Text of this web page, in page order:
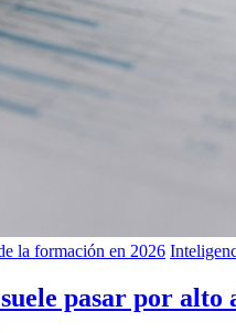
la formación en 2026
pasar por